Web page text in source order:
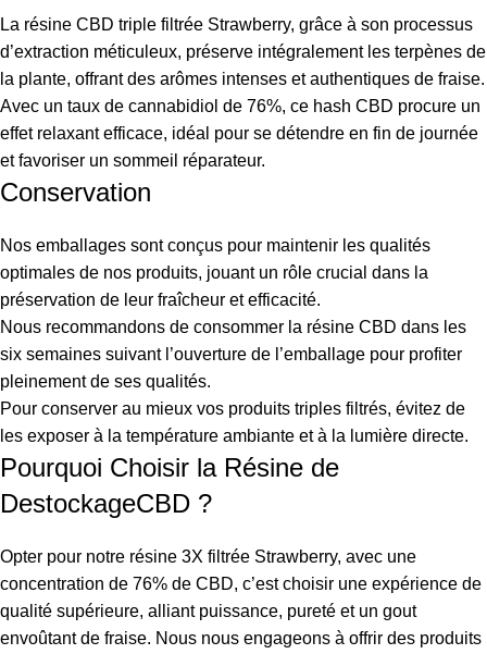
La résine CBD triple filtrée Strawberry, grâce à son processus
d’extraction méticuleux, préserve intégralement les terpènes de
la plante, offrant des arômes intenses et authentiques de fraise.
Avec un taux de cannabidiol de 76%, ce hash CBD procure un
effet relaxant efficace, idéal pour se détendre en fin de journée
et favoriser un sommeil réparateur.
Conservation
Nos emballages sont conçus pour maintenir les qualités
optimales de nos produits, jouant un rôle crucial dans la
préservation de leur fraîcheur et efficacité.
Nous recommandons de consommer la résine CBD dans les
six semaines suivant l’ouverture de l’emballage pour profiter
pleinement de ses qualités.
Pour conserver au mieux vos produits triples filtrés, évitez de
les exposer à la température ambiante et à la lumière directe.
Pourquoi Choisir la Résine de
DestockageCBD ?
Opter pour notre résine 3X filtrée Strawberry, avec une
concentration de 76% de CBD, c’est choisir une expérience de
qualité supérieure, alliant puissance, pureté et un gout
envoûtant de fraise. Nous nous engageons à offrir des produits